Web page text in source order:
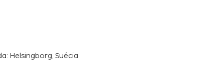
Helsingborg, Suécia